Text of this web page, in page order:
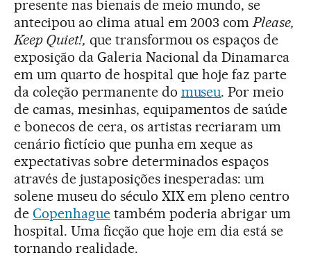
presente nas bienais de meio mundo, se
antecipou ao clima atual em 2003 comPlease,
Keep Quiet!, que transformou os espaços de
exposição da Galeria Nacional da Dinamarca
em um quarto de hospital que hoje faz parte
da coleção permanente do museu. Por meio
de camas, mesinhas, equipamentos de saúde
e bonecos de cera, os artistas recriaram um
cenário fictício que punha em xeque as
expectativas sobre determinados espaços
através de justaposições inesperadas: um
solene museu do século XIX em pleno centro
de Copenhaguetambém poderia abrigar um
hospital. Uma ficção que hoje em dia está se
tornando realidade.